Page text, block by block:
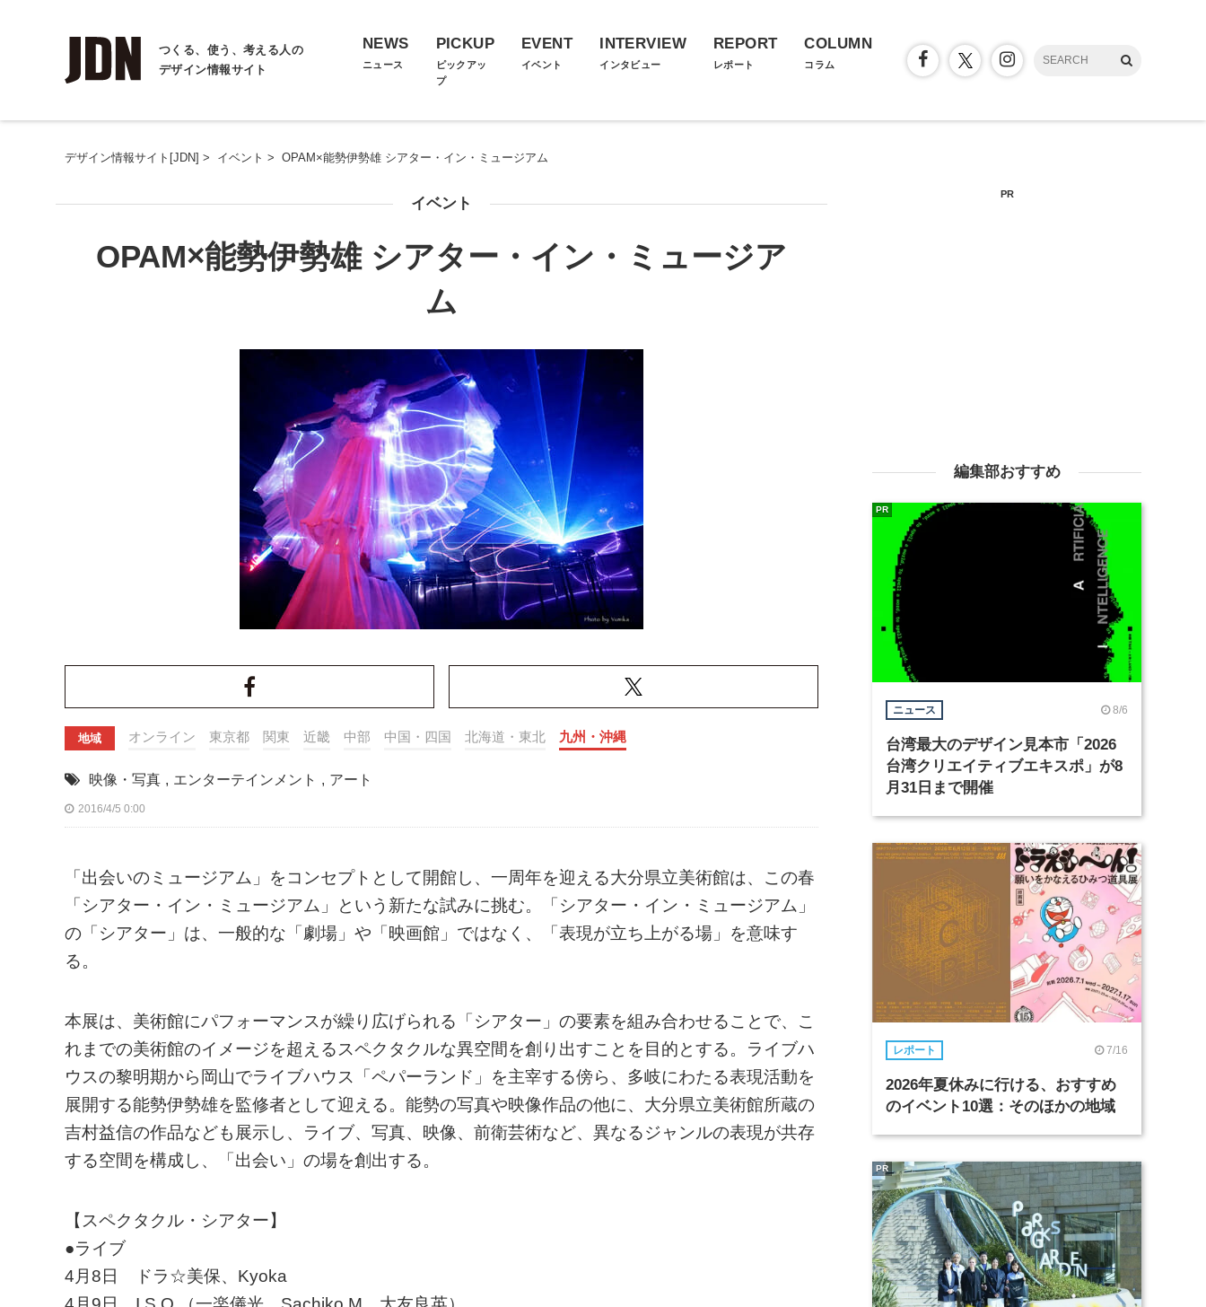
つくる、使う、考える人の
デザイン情報サイト
NEWS
ニュース
PICKUP
ピックアッ
プ
EVENT
イベント
INTERVIEW
インタビュー
REPORT
レポート
COLUMN
コラム
デザイン情報サイト[JDN] > イベント > OPAM×能勢伊勢雄 シアター・イン・ミュージアム
イベント
OPAM×能勢伊勢雄 シアター・イン・ミュージア
ム
地域 オンライン 東京都 関東 近畿 中部 中国・四国 北海道・東北 九州・沖縄
映像・写真 , エンターテインメント , アート
2016/4/5 0:00
「出会いのミュージアム」をコンセプトとして開館し、一周年を迎える大分県立美術館は、この春
「シアター・イン・ミュージアム」という新たな試みに挑む。「シアター・イン・ミュージアム」
の「シアター」は、一般的な「劇場」や「映画館」ではなく、「表現が立ち上がる場」を意味す
る。
本展は、美術館にパフォーマンスが繰り広げられる「シアター」の要素を組み合わせることで、こ
れまでの美術館のイメージを超えるスペクタクルな異空間を創り出すことを目的とする。ライブハ
ウスの黎明期から岡山でライブハウス「ペパーランド」を主宰する傍ら、多岐にわたる表現活動を
展開する能勢伊勢雄を監修者として迎える。能勢の写真や映像作品の他に、大分県立美術館所蔵の
吉村益信の作品なども展示し、ライブ、写真、映像、前衛芸術など、異なるジャンルの表現が共存
する空間を構成し、「出会い」の場を創出する。
【スペクタクル・シアター】
●ライブ
4月8日 ドラ☆美保、Kyoka
PR
編集部おすすめ
ニュース 8/6
台湾最大のデザイン見本市「2026
台湾クリエイティブエキスポ」が8
月31日まで開催
PR
レポート 7/16
2026年夏休みに行ける、おすすめ
のイベント10選：そのほかの地域
PR